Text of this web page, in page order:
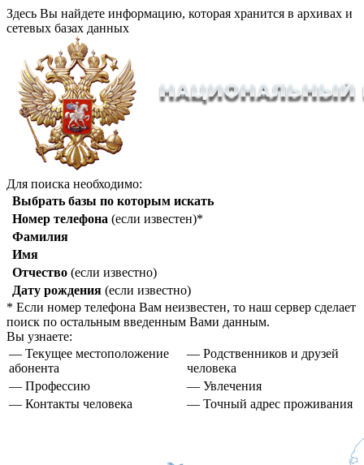
Здесь Вы найдете информацию, которая хранится в архивах и
сетевых базах данных
Для поиска необходимо:
Выбрать базы по которым искать
Номер телефона (если известен)*
Фамилия
Имя
Отчество (если известно)
Дату рождения (если известно)
* Если номер телефона Вам неизвестен, то наш сервер сделает
поиск по остальным введенным Вами данным.
Вы узнаете:
— Текущее местоположение
абонента
— Родственников и друзей
человека
— Профессию
— Увлечения
— Контакты человека
— Точный адрес проживания